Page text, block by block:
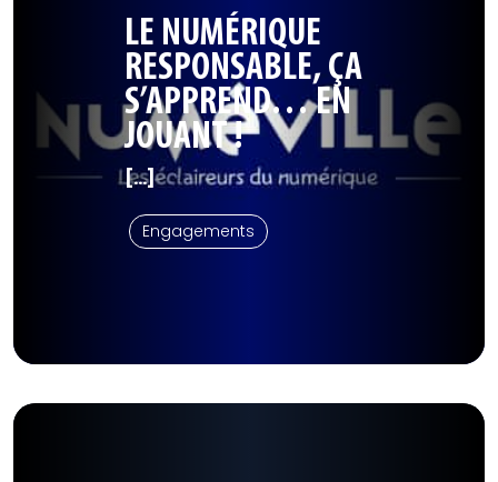
LE NUMÉRIQUE
RESPONSABLE, ÇA
S’APPREND… EN
JOUANT !
[...]
Engagements